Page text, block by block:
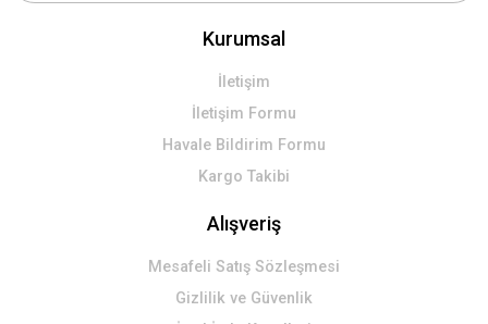
Kurumsal
İletişim
İletişim Formu
Havale Bildirim Formu
Kargo Takibi
Alışveriş
Mesafeli Satış Sözleşmesi
Gizlilik ve Güvenlik